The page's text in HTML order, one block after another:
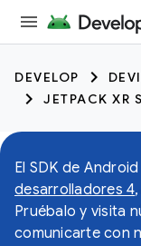
DEVELOP
JETPACK XR
El SDK de
desarrolladores 4
Pruébalo y visita
comunicarte con